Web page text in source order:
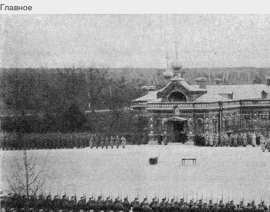
Главное